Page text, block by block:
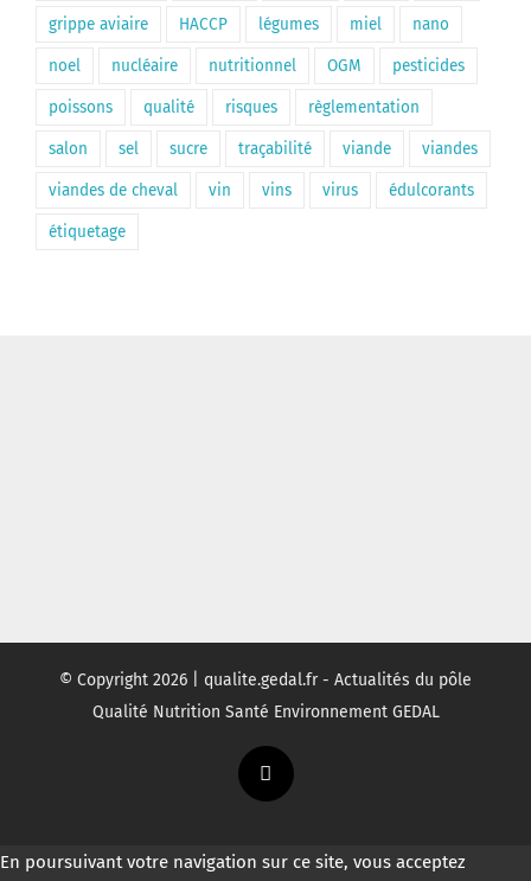
grippe aviaire HACCP légumes miel nano
noel nucléaire nutritionnel OGM pesticides
poissons qualité risques règlementation
salon sel sucre traçabilité viande viandes
viandes de cheval vin vins virus édulcorants
étiquetage
© Copyright 2026 | qualite.gedal.fr - Actualités du pôle
Qualité Nutrition Santé Environnement GEDAL
Twitter
En poursuivant votre navigation sur ce site, vous acceptez